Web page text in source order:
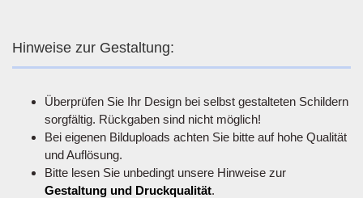
Hinweise zur Gestaltung:
Überprüfen Sie Ihr Design bei selbst gestalteten Schildern
sorgfältig. Rückgaben sind nicht möglich!
Bei eigenen Bilduploads achten Sie bitte auf hohe Qualität
und Auflösung.
Bitte lesen Sie unbedingt unsere Hinweise zur
Gestaltung und Druckqualität.